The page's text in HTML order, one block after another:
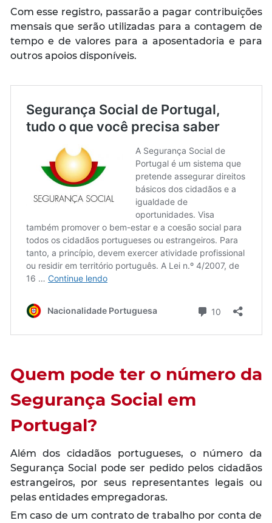
Com esse registro, passarão a pagar contribuições
mensais que serão utilizadas para a contagem de
tempo e de valores para a aposentadoria e para
outros apoios disponíveis.
Quem pode ter o número da
Segurança Social em
Portugal?
Além dos cidadãos portugueses, o número da
Segurança Social pode ser pedido pelos cidadãos
estrangeiros, por seus representantes legais ou
pelas entidades empregadoras.
Em caso de um contrato de trabalho por conta de